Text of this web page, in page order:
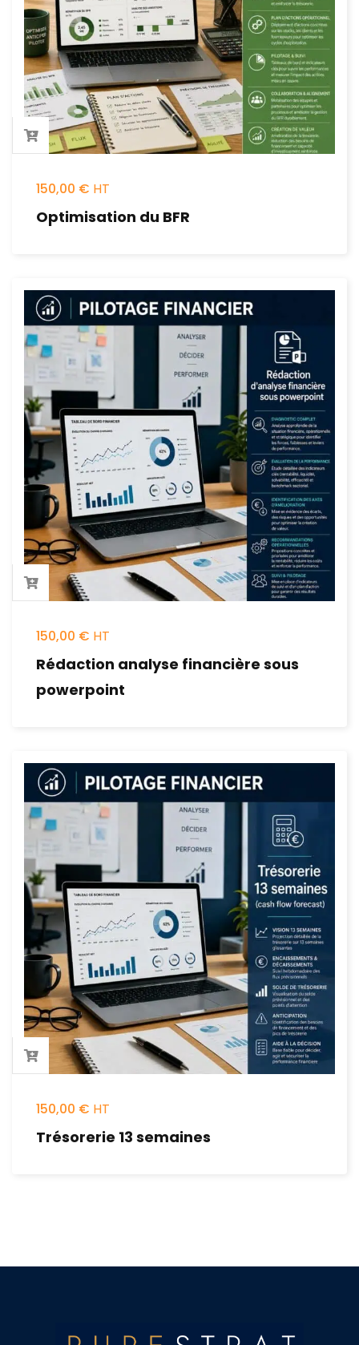
150,00 €
Optimisation du BFR
150,00 €
Rédaction analyse financière sous
powerpoint
150,00 €
Trésorerie 13 semaines